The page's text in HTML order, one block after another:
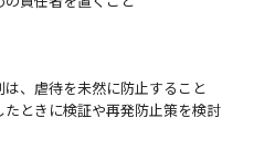
、虐待を未然に防止すること
ときに検証や再発防止策を検討